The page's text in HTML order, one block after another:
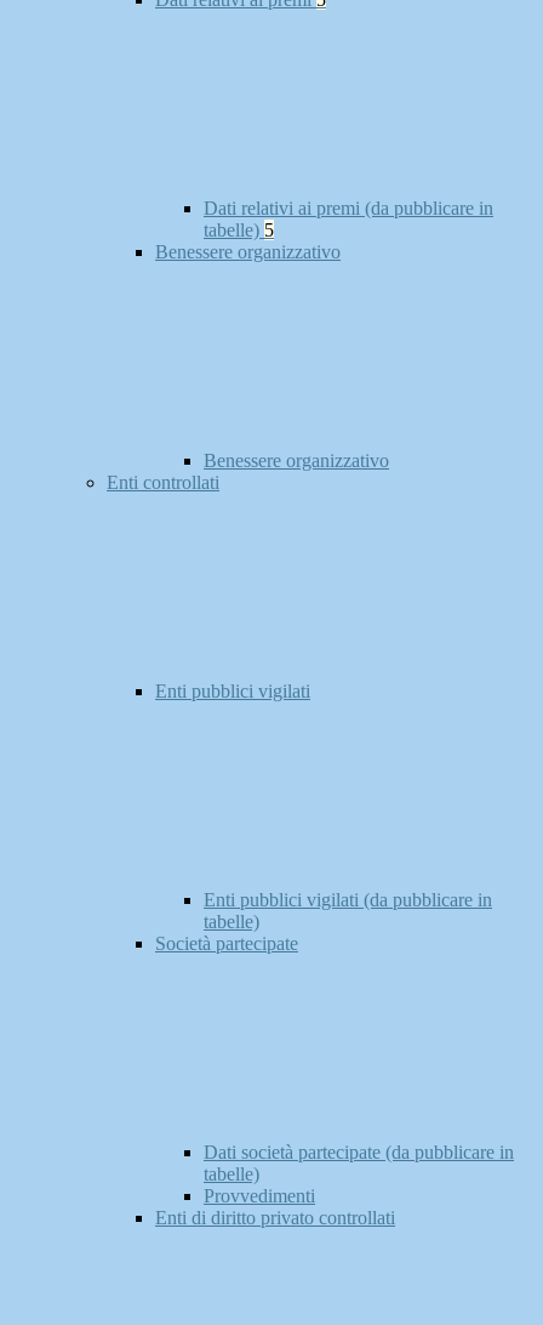
Dati relativi ai premi (da pubblicare in
tabelle) 5
Benessere organizzativo
Benessere organizzativo
Enti controllati
Enti pubblici vigilati
Enti pubblici vigilati (da pubblicare in
tabelle)
Società partecipate
Dati società partecipate (da pubblicare in
tabelle)
Provvedimenti
Enti di diritto privato controllati